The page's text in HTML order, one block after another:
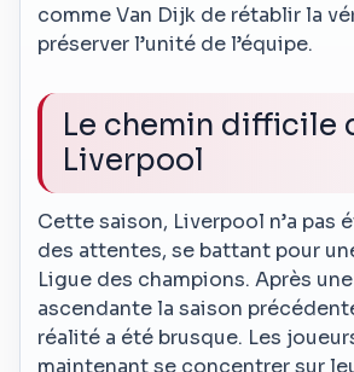
comme Van Dijk de rétablir la
préserver l’unité de l’équipe.
Le chemin difficile
Liverpool
Cette saison, Liverpool n’a pas
des attentes, se battant pour
Ligue des champions. Après
ascendante la saison
réalité a été brusque. Les
maintenant se concentrer sur